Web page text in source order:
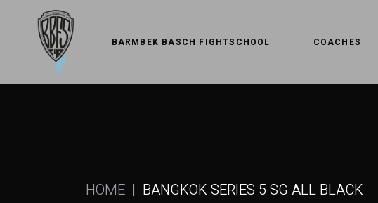
content BARMBEK BASCH FIGHTSCHOOL COACHES
HOME BANGKOK SERIES 5 SG ALL BLACK